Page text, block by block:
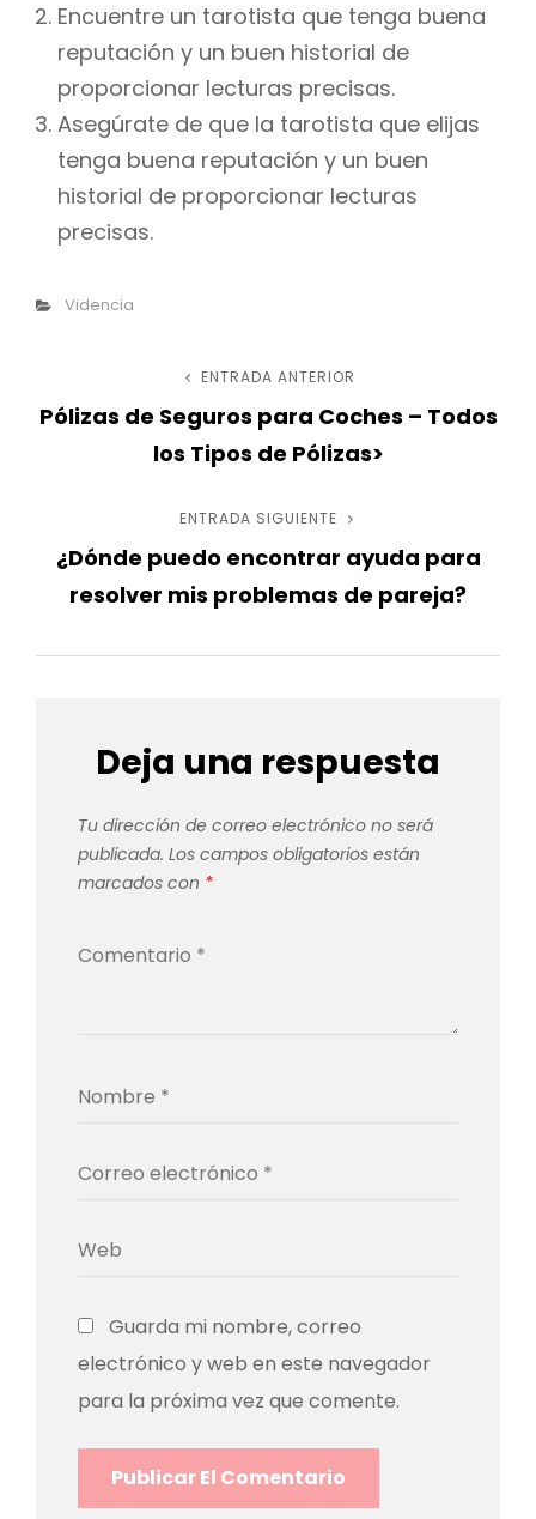
Encuentre un tarotista que tenga buena
reputación y un buen historial de
proporcionar lecturas precisas.
Asegúrate de que la tarotista que elijas
tenga buena reputación y un buen
historial de proporcionar lecturas
precisas.
Categorías
Videncia
Navegación
entradas
Entrada
anterior
ENTRADA ANTERIOR
Pólizas de Seguros para Coches – Todos
los Tipos de Pólizas>
Entrada
siguiente
ENTRADA SIGUIENTE
¿Dónde puedo encontrar ayuda para
resolver mis problemas de pareja?
Deja una respuesta
Tu dirección de correo electrónico no será
publicada. Los campos obligatorios están
marcados con *
Guarda mi nombre, correo
electrónico y web en este navegador
para la próxima vez que comente.